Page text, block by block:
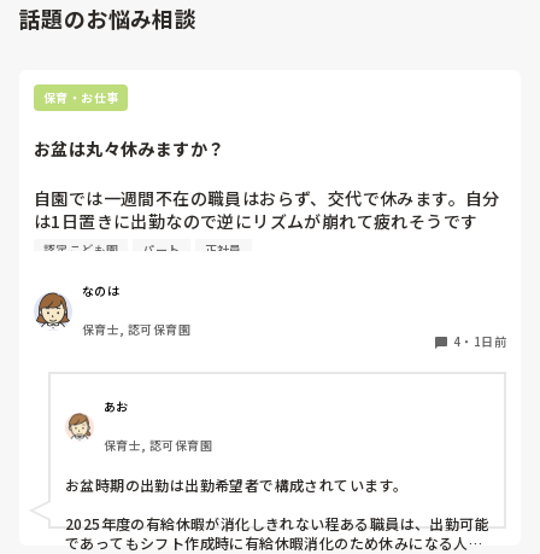
話題のお悩み相談
保育・お仕事
お盆は丸々休みますか？
自園では一週間不在の職員はおらず、交代で休みます。自分
は1日置きに出勤なので逆にリズムが崩れて疲れそうです
(^^;)
皆さんの園はいかがですか？
認定こども園 パート 正社員
なのは
保育士, 認可保育園
4 ・ 1日前
あお
保育士, 認可保育園
お盆時期の出勤は出勤希望者で構成されています。
2025年度の有給休暇が消化しきれない程ある職員は、出勤可能
であってもシフト作成時に有給休暇消化のため休みになる人が